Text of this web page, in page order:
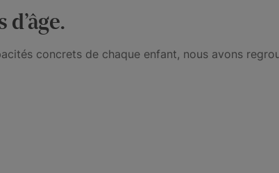
concrets de chaque enfant, nous avons